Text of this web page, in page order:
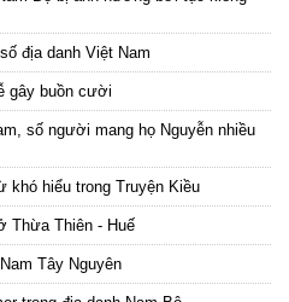
địa danh Việt Nam
gây buồn cười
số người mang họ Nguyễn nhiều
khó hiểu trong Truyện Kiều
Thừa Thiên - Huế
Tây Nguyên